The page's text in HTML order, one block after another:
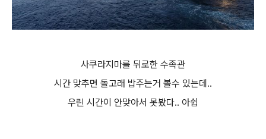
사쿠라지마를 뒤로한 수족관
시간 맞추면 돌고래 밥주는거 볼수 있는데..
우린 시간이 안맞아서 못봤다.. 아쉽